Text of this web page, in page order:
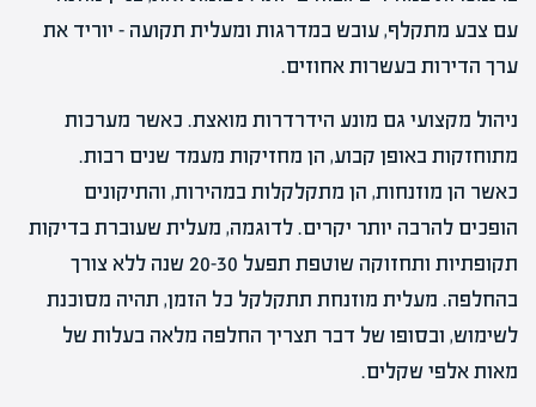
עם צבע מתקלף, עובש במדרגות ומעלית תקועה – יוריד את
ערך הדירות בעשרות אחוזים.
ניהול מקצועי גם מונע הידרדרות מואצת. כאשר מערכות
מתוחזקות באופן קבוע, הן מחזיקות מעמד שנים רבות.
כאשר הן מוזנחות, הן מתקלקלות במהירות, והתיקונים
הופכים להרבה יותר יקרים. לדוגמה, מעלית שעוברת בדיקות
תקופתיות ותחזוקה שוטפת תפעל 20-30 שנה ללא צורך
בהחלפה. מעלית מוזנחת תתקלקל כל הזמן, תהיה מסוכנת
לשימוש, ובסופו של דבר תצריך החלפה מלאה בעלות של
מאות אלפי שקלים.